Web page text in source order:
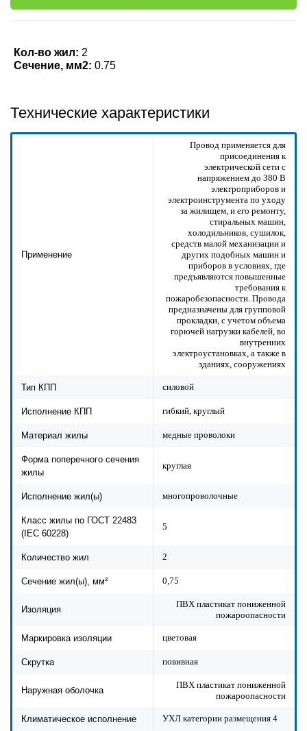
Кол-во жил: 2
Сечение, мм2: 0.75
Технические характеристики
Применение
Провод применяется для
присоединения к
электрической сети с
напряжением до 380 В
электроприборов и
электроинструмента по уходу
за жилищем, и его ремонту,
стиральных машин,
холодильников, сушилок,
средств малой механизации и
других подобных машин и
приборов в условиях, где
предъявляются повышенные
требования к
пожаробезопасности. Провода
предназначены для групповой
прокладки, с учетом объема
горючей нагрузки кабелей, во
внутренних
электроустановках, а также в
зданиях, сооружениях
Тип КПП силовой
Исполнение КПП гибкий, круглый
Материал жилы медные проволоки
Форма поперечного сечения
жилы
круглая
Исполнение жил(ы) многопроволочные
Класс жилы по ГОСТ 22483
(IEC 60228)
5
Количество жил 2
Сечение жил(ы), мм² 0,75
Изоляция
ПВХ пластикат пониженной
пожароопасности
Маркировка изоляции цветовая
Скрутка повивная
Наружная оболочка
ПВХ пластикат пониженной
пожароопасности
Климатическое исполнение УХЛ категории размещения 4